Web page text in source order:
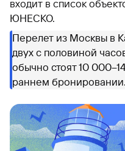
входит в список
ЮНЕСКО.
Перелет из Москвы в
двух с половиной
обычно стоят 10
раннем бронировании.